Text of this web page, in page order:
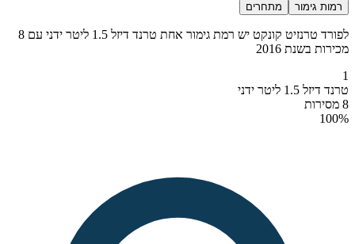
רמות גימור מתחרים
לפורד טרנזיט קונקט יש רמת גימור אחת טרנד דיזל 1.5 ליטר ידני עם 8
מכירות בשנת 2016
1
טרנד דיזל 1.5 ליטר ידני
8 מסירות
100%